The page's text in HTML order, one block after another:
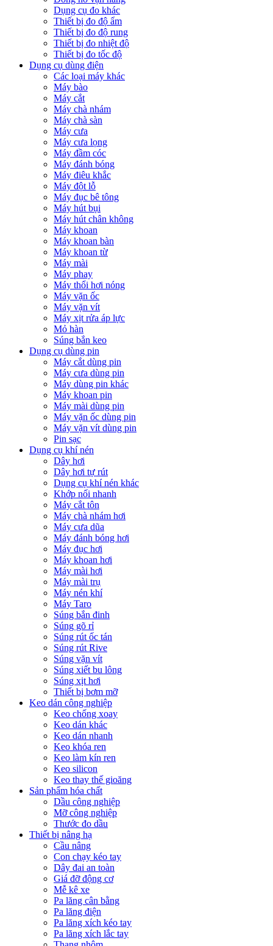
Dụng cụ đo khác
Thiết bị đo độ ẩm
Thiết bị đo độ rung
Thiết bị đo nhiệt độ
Thiết bị đo tốc độ
Dụng cụ dùng điện
Các loại máy khác
Máy bào
Máy cắt
Máy chà nhám
Máy chà sàn
Máy cưa
Máy cưa lọng
Máy đầm cóc
Máy đánh bóng
Máy điêu khắc
Máy đột lỗ
Máy đục bê tông
Máy hút bụi
Máy hút chân không
Máy khoan
Máy khoan bàn
Máy khoan từ
Máy mài
Máy phay
Máy thổi hơi nóng
Máy vặn ốc
Máy vặn vít
Máy xịt rửa áp lực
Mỏ hàn
Súng bắn keo
Dụng cụ dùng pin
Máy cắt dùng pin
Máy cưa dùng pin
Máy dùng pin khác
Máy khoan pin
Máy mài dùng pin
Máy vặn ốc dùng pin
Máy vặn vít dùng pin
Pin sạc
Dụng cụ khí nén
Dây hơi
Dây hơi tự rút
Dụng cụ khí nén khác
Khớp nối nhanh
Máy cắt tôn
Máy chà nhám hơi
Máy cưa dũa
Máy đánh bóng hơi
Máy đục hơi
Máy khoan hơi
Máy mài hơi
Máy mài trụ
Máy nén khí
Máy Taro
Súng bắn đinh
Súng gõ rỉ
Súng rút ốc tán
Súng rút Rive
Súng vặn vít
Súng xiết bu lông
Súng xịt hơi
Thiết bị bơm mỡ
Keo dán công nghiệp
Keo chống xoay
Keo dán khác
Keo dán nhanh
Keo khóa ren
Keo làm kín ren
Keo silicon
Keo thay thế gioăng
Sản phẩm hóa chất
Dầu công nghiệp
Mỡ công nghiệp
Thước đo dầu
Thiết bị nâng hạ
Cầu nâng
Con chạy kéo tay
Dây đai an toàn
Giá đỡ động cơ
Mễ kê xe
Pa lăng cân bằng
Pa lăng điện
Pa lăng xích kéo tay
Pa lăng xích lắc tay